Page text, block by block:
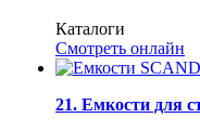
Каталоги
Смотреть онлайн
21. Емкости для